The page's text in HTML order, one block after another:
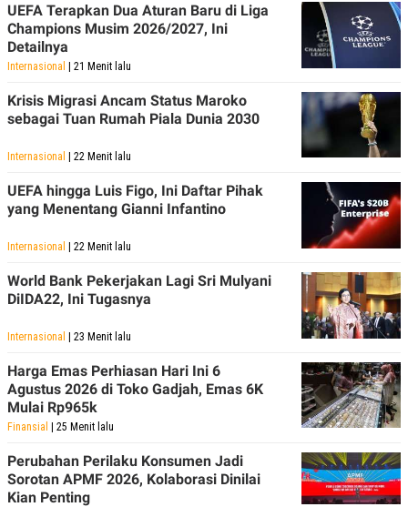
UEFA Terapkan Dua Aturan Baru di Liga
Champions Musim 2026/2027, Ini
Detailnya
Internasional | 21 Menit lalu
Krisis Migrasi Ancam Status Maroko
sebagai Tuan Rumah Piala Dunia 2030
Internasional | 22 Menit lalu
UEFA hingga Luis Figo, Ini Daftar Pihak
yang Menentang Gianni Infantino
Internasional | 22 Menit lalu
World Bank Pekerjakan Lagi Sri Mulyani
DiIDA22, Ini Tugasnya
Internasional | 23 Menit lalu
Harga Emas Perhiasan Hari Ini 6
Agustus 2026 di Toko Gadjah, Emas 6K
Mulai Rp965k
Finansial | 25 Menit lalu
Perubahan Perilaku Konsumen Jadi
Sorotan APMF 2026, Kolaborasi Dinilai
Kian Penting